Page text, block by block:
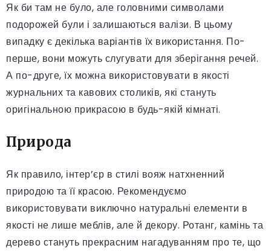
Як би там не було, але головними символами
подорожей були і залишаються валізи. В цьому
випадку є декілька варіантів їх використання. По-
перше, вони можуть слугувати для зберігання речей.
А по-друге, їх можна використовувати в якості
журнальних та кавових столиків, які стануть
оригінальною прикрасою в будь-якій кімнаті.
Природа
Як правило, інтер’єр в стилі вояж натхненний
природою та її красою. Рекомендуємо
використовувати виключно натуральні елементи в
якості не лише меблів, але й декору. Ротанг, камінь та
дерево стануть прекрасним нагадуванням про те, що